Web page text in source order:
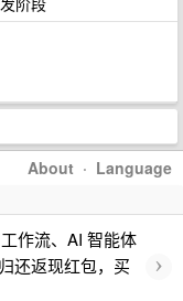
About · Language
作流、AI 智能体
还返现红包，买
›